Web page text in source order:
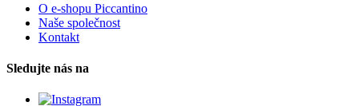
O e-shopu Piccantino
Naše společnost
Kontakt
Sledujte nás na